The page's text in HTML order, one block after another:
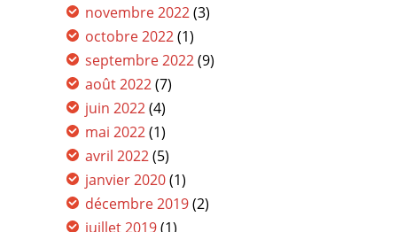
novembre 2022(3)
octobre 2022(1)
septembre 2022(9)
août 2022(7)
juin 2022(4)
mai 2022(1)
avril 2022(5)
janvier 2020(1)
décembre 2019(2)
juillet 2019(1)